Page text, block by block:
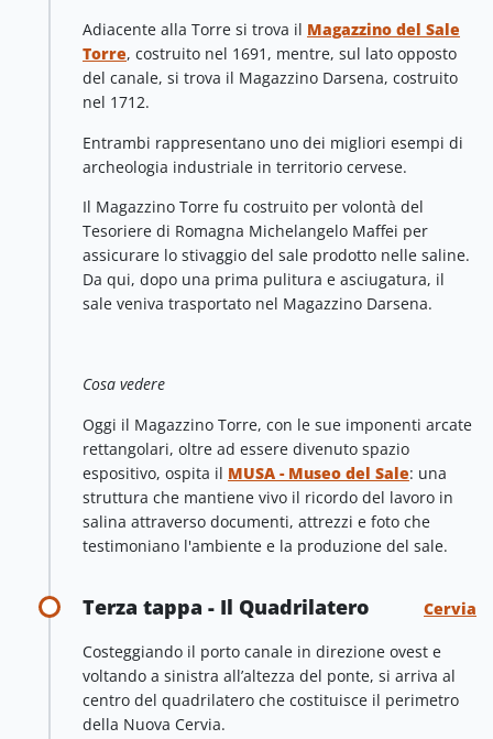
Adiacente alla Torre si trova il Magazzino del Sale
Torre, costruito nel 1691, mentre, sul lato opposto
del canale, si trova il Magazzino Darsena, costruito
nel 1712.
Entrambi rappresentano uno dei migliori esempi di
archeologia industriale in territorio cervese.
Il Magazzino Torre fu costruito per volontà del
Tesoriere di Romagna Michelangelo Maffei per
assicurare lo stivaggio del sale prodotto nelle saline.
Da qui, dopo una prima pulitura e asciugatura, il
sale veniva trasportato nel Magazzino Darsena.
Cosa vedere
Oggi il Magazzino Torre, con le sue imponenti arcate
rettangolari, oltre ad essere divenuto spazio
espositivo, ospita il MUSA - Museo del Sale: una
struttura che mantiene vivo il ricordo del lavoro in
salina attraverso documenti, attrezzi e foto che
testimoniano l'ambiente e la produzione del sale.
Terza tappa - Il Quadrilatero Cervia
Costeggiando il porto canale in direzione ovest e
voltando a sinistra all’altezza del ponte, si arriva al
centro del quadrilatero che costituisce il perimetro
della Nuova Cervia.